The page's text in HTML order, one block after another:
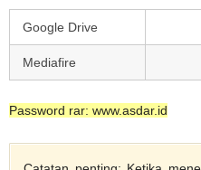
Google Drive
Mediafire
Password rar: www.asdar.id